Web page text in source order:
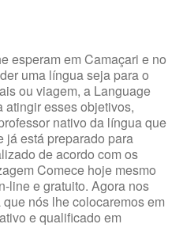
esperam em Camaçari e no
uma língua seja para o
ou viagem, a Language
atingir esses objetivos,
nativo da língua que
já está preparado para
de acordo com os
Comece hoje mesmo
line e gratuito. Agora nos
nós lhe colocaremos em
e qualificado em